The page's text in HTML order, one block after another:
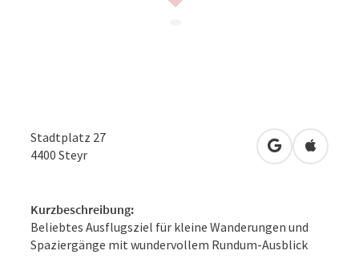
Stadtplatz 27
4400 Steyr in Google
in
Kurzbeschreibung:
Beliebtes Ausflugsziel für kleine Wanderungen und
Spaziergänge mit wundervollem Rundum-Ausblick